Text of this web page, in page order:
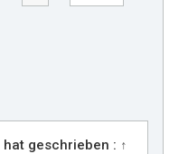
m
i
hat geschrieben : ↑